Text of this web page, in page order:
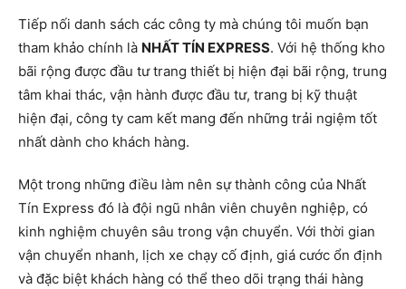
Tiếp nối danh sách các công ty mà chúng tôi muốn bạn
tham khảo chính là NHẤT TÍN EXPRESS. Với hệ thống kho
bãi rộng được đầu tư trang thiết bị hiện đại bãi rộng, trung
tâm khai thác, vận hành được đầu tư, trang bị kỹ thuật
hiện đại, công ty cam kết mang đến những trải ngiệm tốt
nhất dành cho khách hàng.
Một trong những điều làm nên sự thành công của Nhất
Tín Express đó là đội ngũ nhân viên chuyên nghiệp, có
kinh nghiệm chuyên sâu trong vận chuyển. Với thời gian
vận chuyển nhanh, lịch xe chạy cố định, giá cước ổn định
và đặc biệt khách hàng có thể theo dõi trạng thái hàng